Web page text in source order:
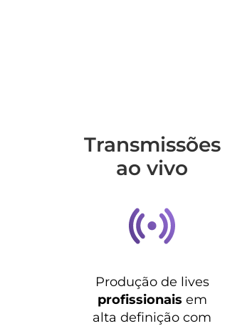
Transmis­sões
ao vivo
Produção de lives
profissionais em
alta definição com